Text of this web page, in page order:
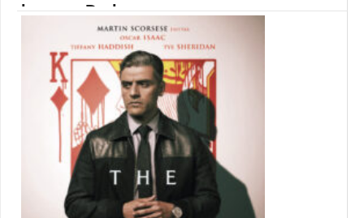
luvassa Dark...
Ensimmäinen X-Men-elokuva saapui Suomen
elokuvateattereihin 1. syyskuuta vuonna...
Elokuvauutiset